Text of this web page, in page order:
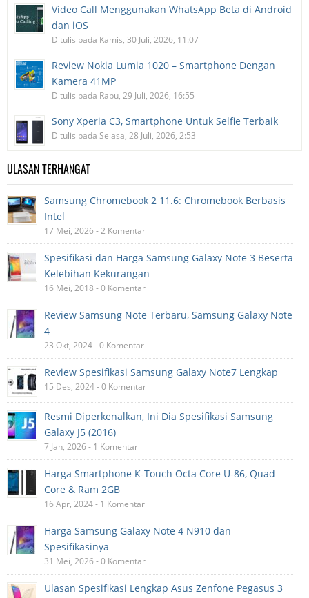
Video Call Menggunakan WhatsApp Beta di Android
dan iOS
Ditulis pada Kamis, 30 Juli, 2026, 11:07
Review Nokia Lumia 1020 – Smartphone Dengan
Kamera 41MP
Ditulis pada Rabu, 29 Juli, 2026, 16:55
Sony Xperia C3, Smartphone Untuk Selfie Terbaik
Ditulis pada Selasa, 28 Juli, 2026, 2:53
ULASAN TERHANGAT
Samsung Chromebook 2 11.6: Chromebook Berbasis
Intel
17 Mei, 2026 - 2 Komentar
Spesifikasi dan Harga Samsung Galaxy Note 3 Beserta
Kelebihan Kekurangan
16 Mei, 2018 - 0 Komentar
Review Samsung Note Terbaru, Samsung Galaxy Note
4
23 Okt, 2024 - 0 Komentar
Review Spesifikasi Samsung Galaxy Note7 Lengkap
15 Des, 2024 - 0 Komentar
Resmi Diperkenalkan, Ini Dia Spesifikasi Samsung
Galaxy J5 (2016)
7 Jan, 2026 - 1 Komentar
Harga Smartphone K-Touch Octa Core U-86, Quad
Core & Ram 2GB
16 Apr, 2024 - 1 Komentar
Harga Samsung Galaxy Note 4 N910 dan
Spesifikasinya
31 Mei, 2026 - 0 Komentar
Ulasan Spesifikasi Lengkap Asus Zenfone Pegasus 3